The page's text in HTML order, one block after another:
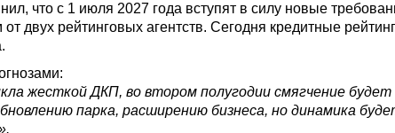
что с 1 июля 2027 года вступят в силу новые
двух рейтинговых агентств. Сегодня кредитные
жесткой ДКП, во втором полугодии смягчение
парка, расширению бизнеса, но динамика